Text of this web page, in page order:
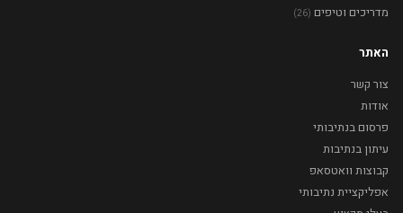
מדריכים וטיפים (26)
האתר
צור קשר
אודות
פרסום בנתיבותי
עיתון בנתיבות
קבוצות וואטסאפ
אפליקציית נתיבותי